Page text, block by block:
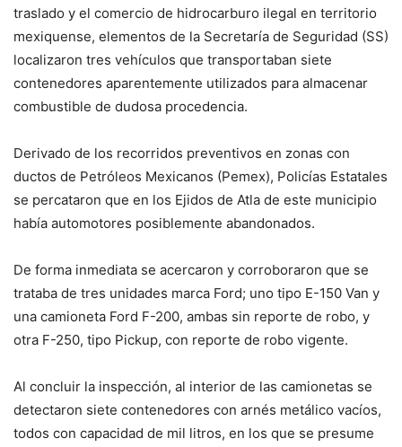
traslado y el comercio de hidrocarburo ilegal en territorio
mexiquense, elementos de la Secretaría de Seguridad (SS)
localizaron tres vehículos que transportaban siete
contenedores aparentemente utilizados para almacenar
combustible de dudosa procedencia.
Derivado de los recorridos preventivos en zonas con
ductos de Petróleos Mexicanos (Pemex), Policías Estatales
se percataron que en los Ejidos de Atla de este municipio
había automotores posiblemente abandonados.
De forma inmediata se acercaron y corroboraron que se
trataba de tres unidades marca Ford; uno tipo E-150 Van y
una camioneta Ford F-200, ambas sin reporte de robo, y
otra F-250, tipo Pickup, con reporte de robo vigente.
Al concluir la inspección, al interior de las camionetas se
detectaron siete contenedores con arnés metálico vacíos,
todos con capacidad de mil litros, en los que se presume